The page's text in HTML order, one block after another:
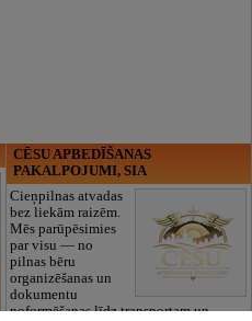
CĒSU APBEDĪŠANAS
PAKALPOJUMI, SIA
Cieņpilnas atvadas
bez liekām raizēm.
Mēs parūpēsimies
par visu — no
pilnas bēru
organizēšanas un
dokumentu
noformēšanas līdz transportam un